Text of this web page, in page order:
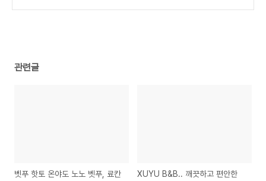
관련글
벳푸 핫토 온야도 노노 벳푸, 료칸
XUYU B&B.. 깨끗하고 편안한